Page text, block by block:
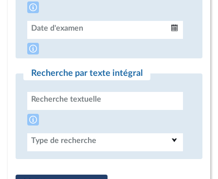
Date d'examen
Recherche par texte intégral
Recherche textuelle
Type de recherche